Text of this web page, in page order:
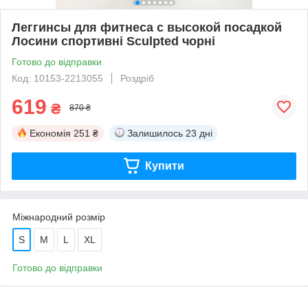
Леггинсы для фитнеса с высокой посадкой
Лосини спортивні Sculpted чорні
Готово до відправки
Код: 10153-2213055
Роздріб
619 ₴ 870 ₴
Економія 251 ₴ Залишилось 23 дні
Купити
Міжнародний розмір
S M L XL
Готово до відправки